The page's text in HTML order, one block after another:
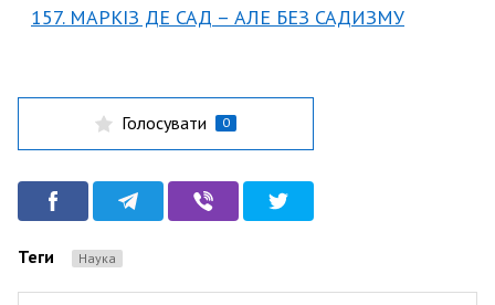
157. МАРКІЗ ДЕ САД – АЛЕ БЕЗ САДИЗМУ
Голосувати 0
Теги Наука